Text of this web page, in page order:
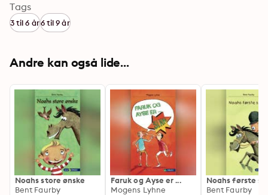
Tags
3 til 6 år6 til 9 år
Andre kan også lide...
Noahs store ønske
Bent Faurby
Faruk og Ayse er ...
Mogens Lyhne
Noahs første
Bent Faurby